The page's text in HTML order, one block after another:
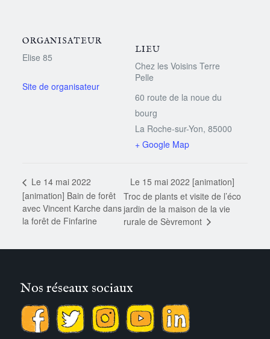
ORGANISATEUR
Elise 85
LIEU
Chez les Voisins Terre
Pelle
60 route de la noue du
bourg
La Roche-sur-Yon, 85000
+ Google Map
Le 14 mai 2022
[animation] Bain de forêt
avec Vincent Karche dans
la forêt de Finfarine
Le 15 mai 2022 [animation]
Troc de plants et visite de l’éco
jardin de la maison de la vie
rurale de Sèvremont
Nos réseaux sociaux